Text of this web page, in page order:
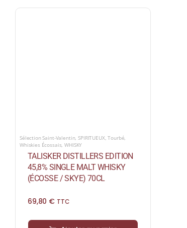
Sélection Saint-Valentin,SPIRITUEUX,Tourbé,
Whiskies Écossais,WHISKY
TALISKER DISTILLERS EDITION
45,8% SINGLE MALT WHISKY
(ÉCOSSE / SKYE) 70CL
69,80 € TTC